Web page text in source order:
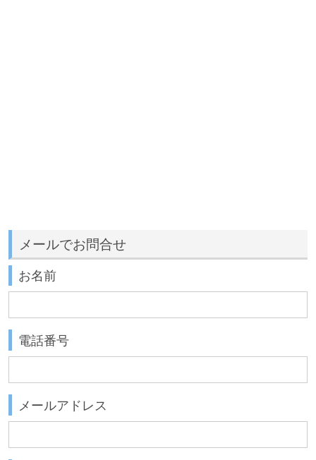
メールでお問合せ
お名前
電話番号
メールアドレス